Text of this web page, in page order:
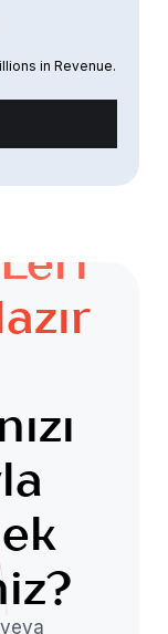
in Revenue.
veya